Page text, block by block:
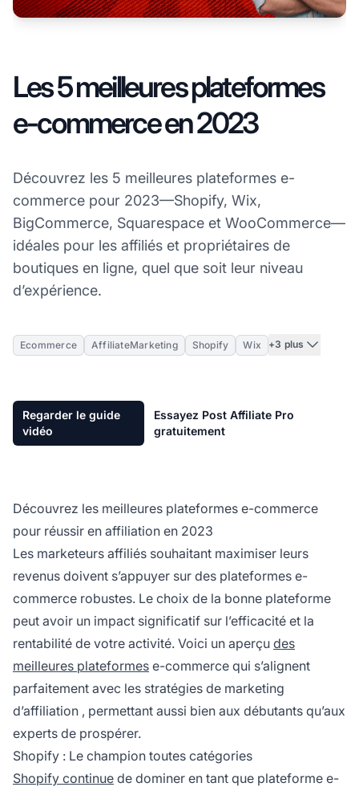
Les 5 meilleures plateformes
e-commerce en 2023
Découvrez les 5 meilleures plateformes e-
commerce pour 2023—Shopify, Wix,
BigCommerce, Squarespace et WooCommerce—
idéales pour les affiliés et propriétaires de
boutiques en ligne, quel que soit leur niveau
d’expérience.
Ecommerce AffiliateMarketing Shopify Wix +3 plus
Regarder le guide
vidéo
Essayez Post Affiliate Pro
gratuitement
Découvrez les meilleures plateformes e-commerce
pour réussir en affiliation en 2023
Les marketeurs affiliés souhaitant maximiser leurs
revenus doivent s’appuyer sur des plateformes e-
commerce robustes. Le choix de la bonne plateforme
peut avoir un impact significatif sur l’efficacité et la
rentabilité de votre activité. Voici un aperçu des
meilleures plateformes e-commerce qui s’alignent
parfaitement avec les stratégies de marketing
d’affiliation , permettant aussi bien aux débutants qu’aux
experts de prospérer.
Shopify : Le champion toutes catégories
Shopify continue de dominer en tant que plateforme e-